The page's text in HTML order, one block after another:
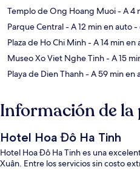
Templo de Ong Hoang Muoi- A 4
Parque Central- A 12 min en auto-
Plaza de Ho Chi Minh- A 14 min en
Museo Xo Viet Nghe Tinh- A 15
Playa de Dien Thanh- A 59 min en
Información de la
Hotel Hoa Đô Ha Tinh
Hotel Hoa Đô Ha Tinh es una
Xuân. Entre los servicios sin costo